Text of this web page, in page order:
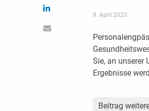
9. April 2023
Sie, an unserer
Ergebnisse
Beitrag